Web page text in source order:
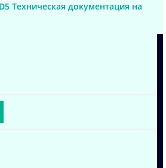
Техническая документация на